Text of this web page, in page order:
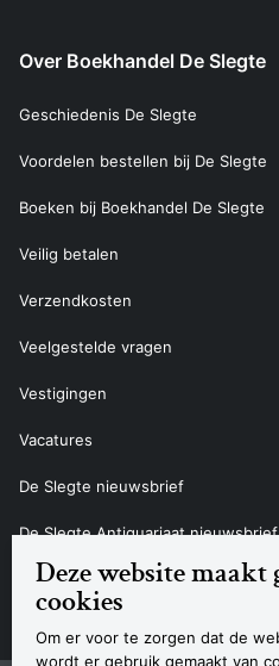
Deze website maakt
cookies
Om er voor te zorgen dat de
wordt er gebruik gemaakt van
Over Boekhandel De Slegte
Geschiedenis De Slegte
Voordelen bestellen bij De Slegte
Boeken bij Boekhandel De Slegte
Veilig betalen
Verzendkosten
Veelgestelde vragen
Vestigingen
Vacatures
De Slegte nieuwsbrief
De Slegte Antiquariaat nieuwsbrief
Contact